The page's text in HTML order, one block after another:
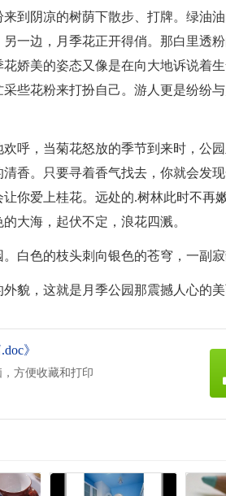
到阴凉的树荫下散步、打牌。绿油
一边，月季花正开得俏。那白里透
娇美的姿态又像是在向大地诉说着
些花粉来打扮自己。游人更是纷纷
呼，当菊花怒放的季节到来时，公
香。只要寻着香气找去，你就会发
你爱上桂花。远处的.树林此时不再
大海，起伏不定，浪花四溅。
白色的枝头刺向银色的苍穹，一副寂
貌，这就是月季公园那震撼人心的美
》
方便收藏和打印